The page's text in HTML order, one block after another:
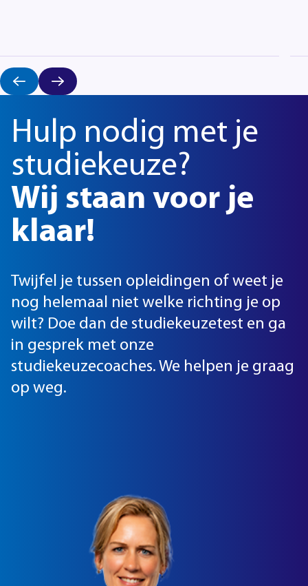
Hulp nodig met je
studiekeuze?
Wij staan voor je
klaar!
Twijfel je tussen opleidingen of weet je
nog helemaal niet welke richting je op
wilt? Doe dan de studiekeuzetest en ga
in gesprek met onze
studiekeuzecoaches. We helpen je graag
op weg.